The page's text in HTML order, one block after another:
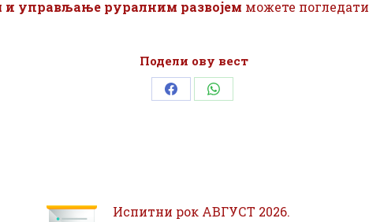
и управљање руралним развојем можете погледати
Подели ову вест
Share Share
Испитни рок АВГУСТ 2026.